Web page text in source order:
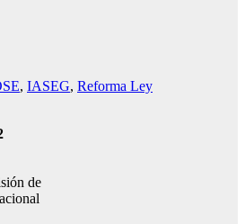
, IASEG, Reforma Ley
de